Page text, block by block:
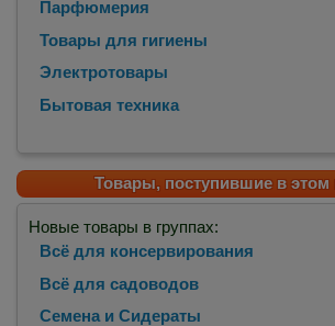
Парфюмерия
Товары для гигиены
Электротовары
Бытовая техника
Товары, поступившие в этом
Новые товары в группах:
Всё для консервирования
Всё для садоводов
Семена и Сидераты